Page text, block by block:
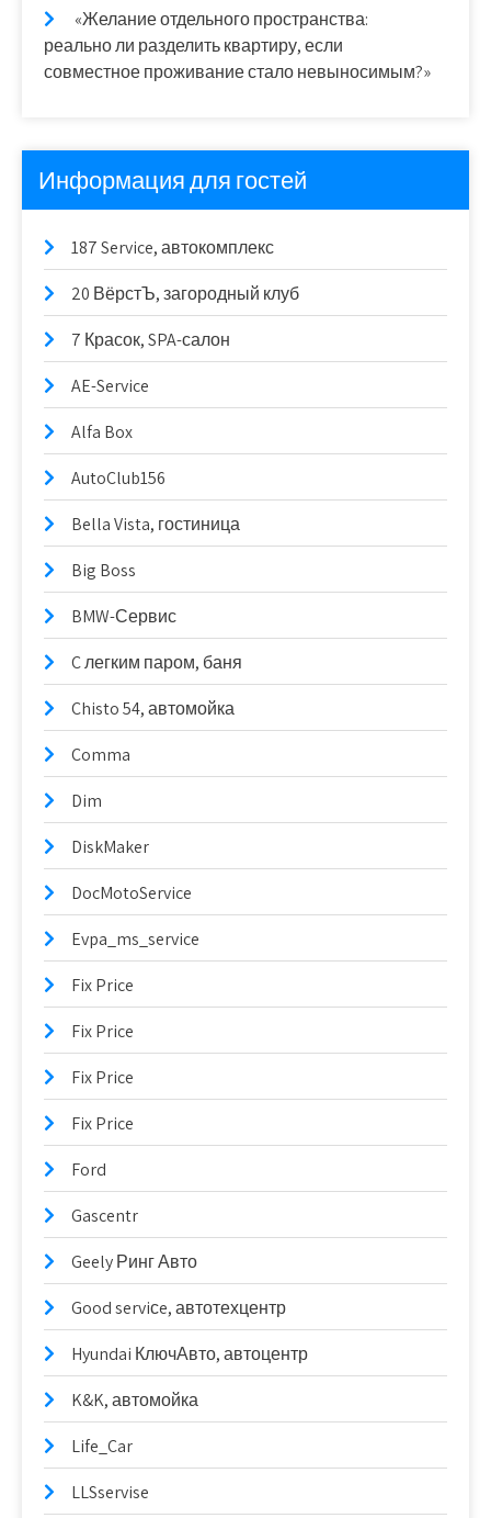
«Желание отдельного пространства:
реально ли разделить квартиру, если
совместное проживание стало невыносимым?»
Информация для гостей
187 Service, автокомплекс
20 ВёрстЪ, загородный клуб
7 Красок, SPA-салон
AE-Service
Alfa Box
AutoClub156
Bella Vista, гостиница
Big Boss
BMW-Сервис
C легким паром, баня
Chisto 54, автомойка
Comma
Dim
DiskMaker
DocMotoService
Evpa_ms_service
Fix Price
Fix Price
Fix Price
Fix Price
Ford
Gascentr
Geely Ринг Авто
Good serviсe, автотехцентр
Hyundai КлючАвто, автоцентр
K&K, автомойка
Life_Car
LLSservise